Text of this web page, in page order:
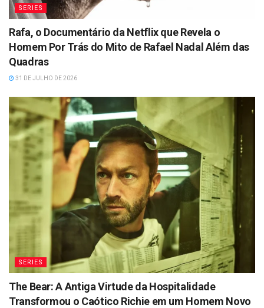
SERIES
Rafa, o Documentário da Netflix que Revela o
Homem Por Trás do Mito de Rafael Nadal Além das
Quadras
31 DE JULHO DE 2026
SERIES
The Bear: A Antiga Virtude da Hospitalidade
Transformou o Caótico Richie em um Homem Novo